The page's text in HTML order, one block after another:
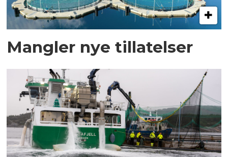
Mangler nye tillatelser